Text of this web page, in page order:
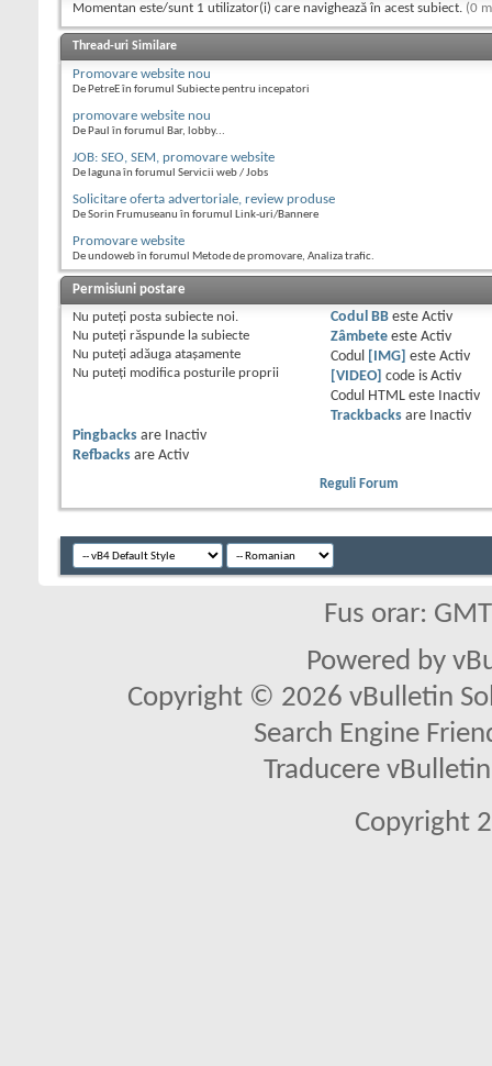
Momentan este/sunt 1 utilizator(i) care navighează în acest subiect. (0
Thread-uri Similare
Promovare website nou
De PetreE în forumul Subiecte pentru incepatori
promovare website nou
De Paul în forumul Bar, lobby...
JOB: SEO, SEM, promovare website
De laguna în forumul Servicii web / Jobs
Solicitare oferta advertoriale, review produse
De Sorin Frumuseanu în forumul Link-uri/Bannere
Promovare website
De undoweb în forumul Metode de promovare, Analiza trafic.
Permisiuni postare
Nu puteţi posta subiecte noi.
Nu puteţi răspunde la subiecte
Nu puteţi adăuga ataşamente
Nu puteţi modifica posturile proprii
Codul BBeste Activ
Zâmbeteeste Activ
Codul
[IMG] este Activ
[VIDEO]
code is Activ
Codul HTML este
Inactiv
Trackbacksare
Inactiv
Pingbacks are
Inactiv
Refbacks are Activ
Reguli Forum
Fus orar:
Powered by
Copyright © 2026 vBulletin
Search Engine
Traducere
Copyright